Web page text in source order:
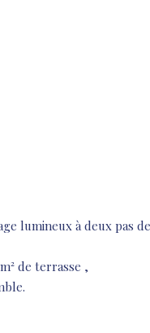
lumineux à deux pas
de terrasse ,